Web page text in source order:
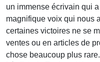
un immense écrivain qui
magnifique voix qui nous
certaines victoires ne se
ventes ou en articles de
chose beaucoup plus